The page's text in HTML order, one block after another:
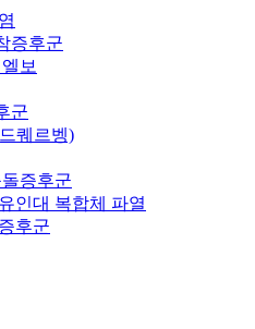
증후군
보
군
퀘르벵)
증후군
인대 복합체 파열
후군